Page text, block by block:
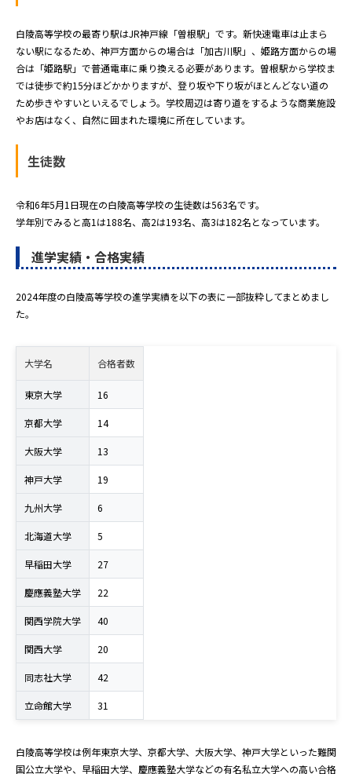
白陵高等学校の最寄り駅はJR神戸線「曽根駅」です。新快速電車は止まら
ない駅になるため、神戸方面からの場合は「加古川駅」、姫路方面からの場
合は「姫路駅」で普通電車に乗り換える必要があります。曽根駅から学校ま
では徒歩で約15分ほどかかりますが、登り坂や下り坂がほとんどない道の
ため歩きやすいといえるでしょう。学校周辺は寄り道をするような商業施設
やお店はなく、自然に囲まれた環境に所在しています。
生徒数
令和6年5月1日現在の白陵高等学校の生徒数は563名です。
学年別でみると高1は188名、高2は193名、高3は182名となっています。
進学実績・合格実績
2024年度の白陵高等学校の進学実績を以下の表に一部抜粋してまとめまし
た。
大学名 合格者数
東京大学 16
京都大学 14
大阪大学 13
神戸大学 19
九州大学 6
北海道大学 5
早稲田大学 27
慶應義塾大学 22
関西学院大学 40
関西大学 20
同志社大学 42
立命館大学 31
白陵高等学校は例年東京大学、京都大学、大阪大学、神戸大学といった難関
国公立大学や、早稲田大学、慶應義塾大学などの有名私立大学への高い合格